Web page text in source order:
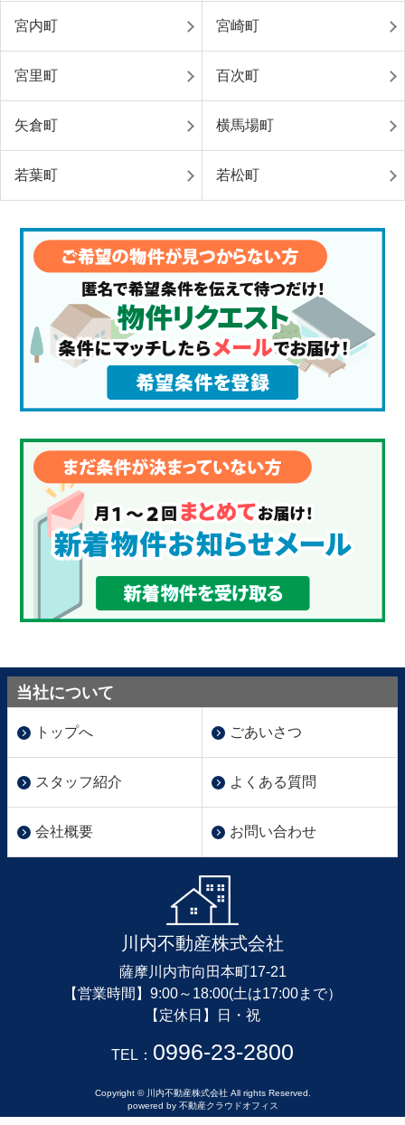
宮内町 宮崎町
宮里町 百次町
矢倉町 横馬場町
若葉町 若松町
当社について
トップへ ごあいさつ
スタッフ紹介 よくある質問
会社概要 お問い合わせ
川内不動産株式会社
薩摩川内市向田本町17-21
【営業時間】9:00～18:00(土は17:00まで）
【定休日】日・祝
TEL： 0996-23-2800
Copyright © 川内不動産株式会社 All rights Reserved.
powered by 不動産クラウドオフィス